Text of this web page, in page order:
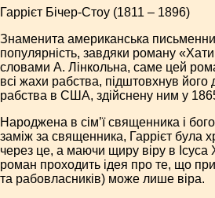
Гаррієт Бічер-Стоу (1811 – 1896)
Знаменита американська
популярність, завдяки роману
словами А. Лінкольна, саме цей
всі жахи рабства, підштовхнув його
рабства в США, здійснену ним у
Народжена в сім’ї священника і
заміж за священника, Гаррієт була
через це, а маючи щиру віру в Ісуса
роман проходить ідея про те, що
та рабовласників) може лише віра.